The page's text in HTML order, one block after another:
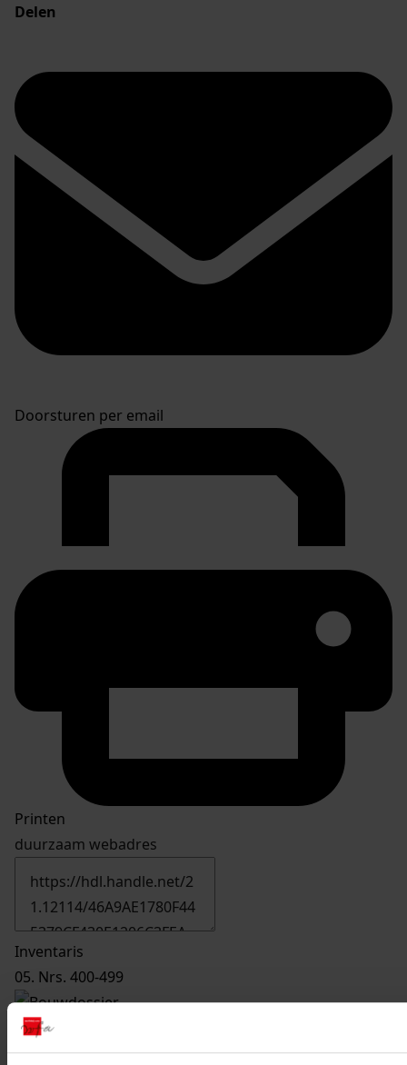
Delen
Doorsturen per email
Printen
duurzaam webadres
Inventaris
05. Nrs. 400-499
417Vernieuwen brug, 1981
Datering: